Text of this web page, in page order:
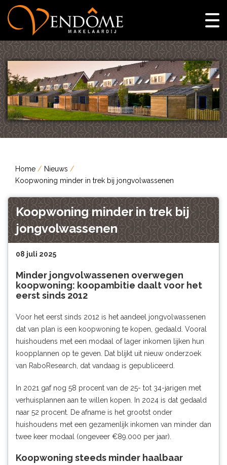
Home
Nieuws
Koopwoning minder in trek bij jongvolwassenen
Koopwoning minder in trek bij
jongvolwassenen
08 juli 2025
Minder jongvolwassenen overwegen
koopwoning: koopambitie daalt voor het
eerst sinds 2012
Voor het eerst sinds 2012 is het aandeel jongvolwassenen
dat van plan is een koopwoning te kopen, gedaald. Vooral
huishoudens met een modaal of lager inkomen lijken hun
koopplannen op te geven. Dat blijkt uit nieuw onderzoek
van RaboResearch, dat vandaag is gepubliceerd.
In 2021 gaf nog 58 procent van de 25- tot 34-jarigen met
verhuisplannen aan te willen kopen. In 2024 is dat gedaald
naar 52 procent. De afname is het grootst onder
huishoudens met een gezamenlijk inkomen van minder dan
twee keer modaal (ongeveer €89.000 per jaar).
Koopwoning steeds minder haalbaar